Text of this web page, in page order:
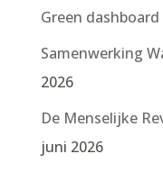
Green dashboard
Samenwerking
2026
De Menselijke
juni 2026